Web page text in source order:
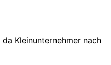
Kleinunternehmer nach